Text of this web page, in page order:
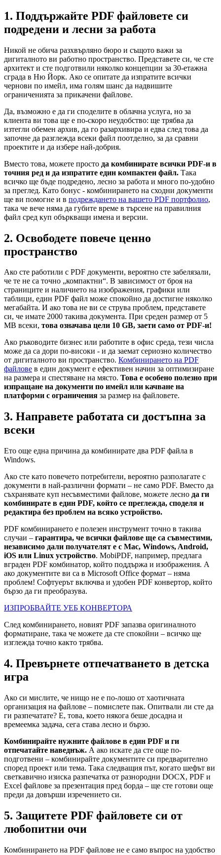
1. Поддържайте PDF файловете си
подредени и лесни за работа
Никой не обича разхвърляно бюро и същото важи за
дигиталното ви работно пространство. Представете си, че сте
архитект и сте подготвили няколко концепции за 30-етажна
сграда в Ню Йорк. Ако се опитате да изпратите всички
чернови по имейл, има голям шанс да надвишите
ограниченията за прикачени файлове.
Да, възможно е да ги споделите в облачна услуга, но за
клиента ви това ще е по-скоро неудобство: ще трябва да
изтегли обемен архив, да го разархивира и едва след това да
започне да разглежда всеки файл поотделно, за да сравни
проектите и да избере най-добрия.
Вместо това, можете просто да комбинирате всички PDF-и в
точния ред и да изпратите един компактен файл. Така
всичко ще бъде подредено, лесно за работа и много по-удобно
за преглед. Като бонус - комбинирането на сходни документи
ще ви помогне и в подреждането на вашето PDF портфолио,
така че вече няма да губите време в търсене на правилния
файл сред куп объркващи имена и версии.
2. Освободете повече ценно
пространство
Ако сте работили с PDF документи, вероятно сте забелязали,
че те не са точно „компактни“. В зависимост от броя на
страниците и наличието на изображения, графики или
таблици, един PDF файл може спокойно да достигне няколко
мегабайта. И ако това не ви се струва проблем, представете
си, че имате 2000 такива документа. При среден размер от 5
MB всеки, това означава цели 10 GB, заети само от PDF-и!
Ако ръководите бизнес или работите в офис среда, тези числа
може да са дори по-високи - и да заемат сериозно количество
от дигиталното ви пространство. Комбинирането на PDF
файлове в един документ е ефективен начин за оптимизиране
на размера и спестяване на място. Това е особено полезно при
изпращане на документи по имейл или качване на
платформи с ограничения за размер на файловете.
3. Направете работата си достъпна за
всеки
Ето още една причина да комбинирате два PDF файла в
Windows.
Ако сте като повечето потребители, вероятно разполагате с
документи в най-различни формати – не само PDF. Вместо да
съхранявате куп несъвместими файлове, можете лесно да ги
комбинирате в един PDF, който се преглежда, споделя и
редактира без проблем на всяко устройство.
PDF комбинирането е полезен инструмент точно в такива
случаи – гарантира, че всички файлове ще са съвместими,
независимо дали получателят е с Mac, Windows, Android,
iOS или Linux устройство. MobiPDF, например, предлага
вграден PDF комбинатор, който поддържа и изображения. А
ако документите ви са в Microsoft Office формат – няма
проблем! Софтуерът включва и удобен PDF конвертор, който
бързо да ги преобразува.
ИЗПРОБВАЙТЕ УЕБ КОНВЕРТОРА
След комбинирането, новият PDF запазва оригиналното
форматиране, така че можете да сте спокойни – всичко ще
изглежда точно както трябва.
4. Превърнете отпечатването в детска
игра
Ако си мислите, че нищо не е по-лошо от хаотичната
организация на файлове – помислете пак. Опитвали ли сте да
ги разпечатате? Е, това, което някога беше досадна и
времеемка задача, сега става лесно и бързо.
Комбинирайте нужните файлове в един PDF и ги
отпечатайте наведнъж. А ако искате да сте още по-
подготвени – комбинирайте документите си предварително
според проект или тема. Така следващия път, когато шефът ви
светкавично изиска разпечатка от разнородни DOCX, PDF и
Excel файлове за презентация пред борда – ще сте готови още
преди да довърши изречението си.
5. Защитете PDF файловете си от
любопитни очи
Комбинирането на PDF файлове не е само въпрос на удобство